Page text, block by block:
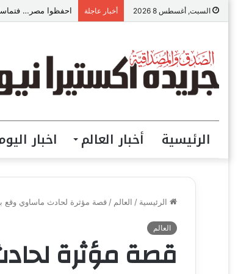
السبت, أغسطس 8 2026 أخبار عاجلة احفظوا مصر…
الرئيسية أخبار العالم اخبار
الرئيسية / العالم / قصة مؤثرة لحادث ماساوي وقع
العالم
قصة مؤثرة